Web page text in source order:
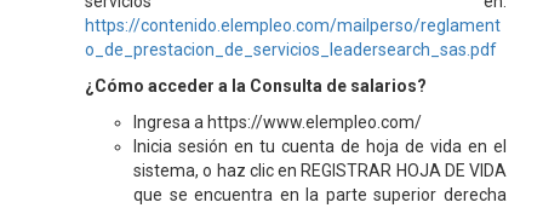
https://contenido.elempleo.com/mailperso/reglament
o_de_prestacion_de_servicios_leadersearch_sas.pdf
¿Cómo acceder a la Consulta de salarios?
Ingresa a https://www.elempleo.com/
Inicia sesión en tu cuenta de hoja de vida en el
sistema, o haz clic en REGISTRAR HOJA DE VIDA
que se encuentra en la parte superior derecha